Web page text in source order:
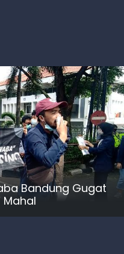
Bandung Gugat
Mahal